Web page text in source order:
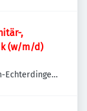
,
(w/m/d)
Echterdingen,